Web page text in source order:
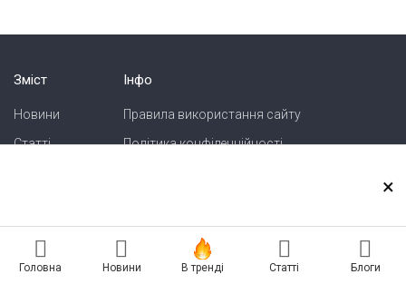
Зміст
Новини
Статті
Інфо
Правила використання сайту
Політика конфіденційності
Реклама на сайті
×
Головна Новини В тренді Статті Блоги